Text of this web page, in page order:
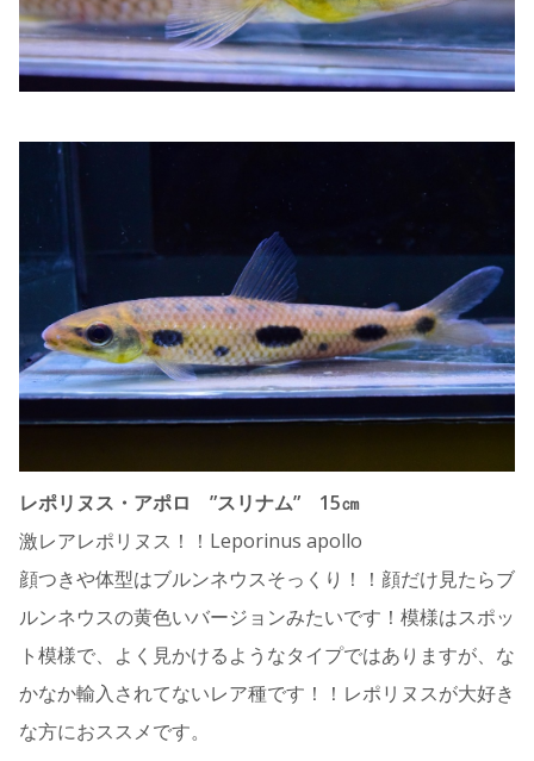
レポリヌス・アポロ ”スリナム” 15㎝
激レアレポリヌス！！Leporinus apollo
顔つきや体型はブルンネウスそっくり！！顔だけ見たらブ
ルンネウスの黄色いバージョンみたいです！模様はスポッ
ト模様で、よく見かけるようなタイプではありますが、な
かなか輸入されてないレア種です！！レポリヌスが大好き
な方におススメです。